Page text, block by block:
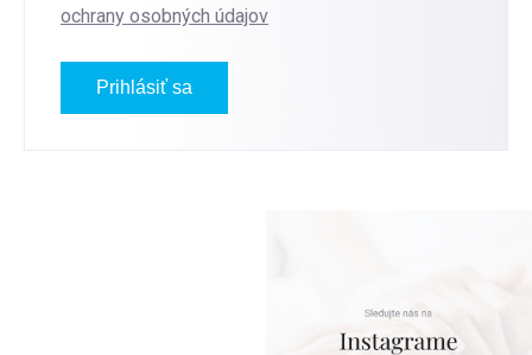
ochrany osobných údajov
Prihlásiť sa